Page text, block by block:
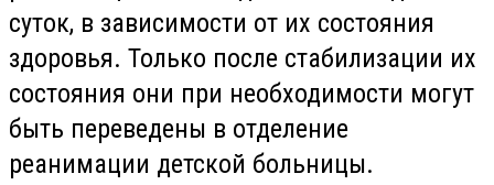
суток, в зависимости от их состояния
здоровья. Только после стабилизации их
состояния они при необходимости могут
быть переведены в отделение
реанимации детской больницы.